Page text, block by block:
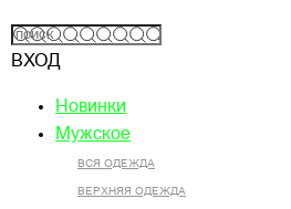
ВХОД
Новинки
Мужское
ВСЯ ОДЕЖДА
ВЕРХНЯЯ ОДЕЖДА